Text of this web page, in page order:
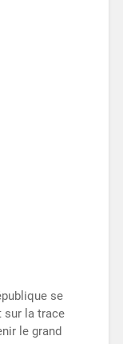
se
sur la trace
le grand